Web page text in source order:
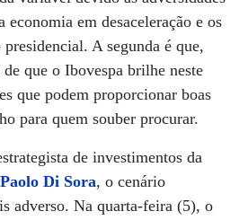
economia em desaceleração e os
A segunda é que,
que o Ibovespa brilhe neste
que podem proporcionar boas
para quem souber procurar.
de investimentos da
Paolo Di Sora, o cenário
adverso. Na quarta-feira (5), o